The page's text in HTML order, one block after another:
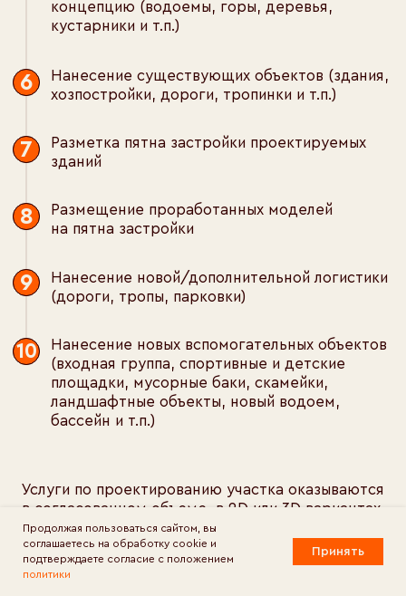
Продолжая пользоваться сайтом, вы
соглашаетесь на обработку cookie и
подтверждаете согласие с положением
политики
Принять